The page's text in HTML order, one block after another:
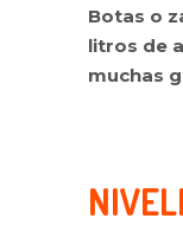
Botas o
litros de
muchas